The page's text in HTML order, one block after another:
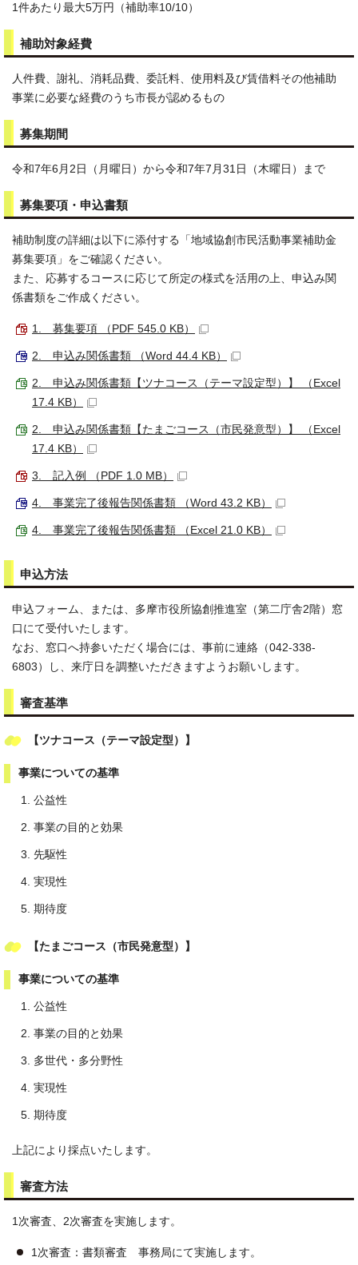
1件あたり最大5万円（補助率10/10）
補助対象経費
人件費、謝礼、消耗品費、委託料、使用料及び賃借料その他補助
事業に必要な経費のうち市長が認めるもの
募集期間
令和7年6月2日（月曜日）から令和7年7月31日（木曜日）まで
募集要項・申込書類
補助制度の詳細は以下に添付する「地域協創市民活動事業補助金
募集要項」をご確認ください。
また、応募するコースに応じて所定の様式を活用の上、申込み関
係書類をご作成ください。
1. 募集要項 （PDF 545.0 KB）
2. 申込み関係書類 （Word 44.4 KB）
2. 申込み関係書類【ツナコース（テーマ設定型）】 （Excel
17.4 KB）
2. 申込み関係書類【たまごコース（市民発意型）】 （Excel
17.4 KB）
3. 記入例 （PDF 1.0 MB）
4. 事業完了後報告関係書類 （Word 43.2 KB）
4. 事業完了後報告関係書類 （Excel 21.0 KB）
申込方法
申込フォーム、または、多摩市役所協創推進室（第二庁舎2階）窓
口にて受付いたします。
なお、窓口へ持参いただく場合には、事前に連絡（042‐338‐
6803）し、来庁日を調整いただきますようお願いします。
審査基準
【ツナコース（テーマ設定型）】
事業についての基準
公益性
事業の目的と効果
先駆性
実現性
期待度
【たまごコース（市民発意型）】
事業についての基準
公益性
事業の目的と効果
多世代・多分野性
実現性
期待度
上記により採点いたします。
審査方法
1次審査、2次審査を実施します。
1次審査：書類審査 事務局にて実施します。